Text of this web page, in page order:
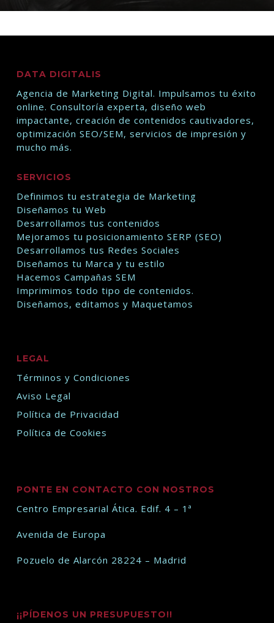
DATA DIGITALIS
Agencia de Marketing Digital. Impulsamos tu éxito
online. Consultoría experta, diseño web
impactante, creación de contenidos cautivadores,
optimización SEO/SEM, servicios de impresión y
mucho más.
SERVICIOS
Definimos tu estrategia de Marketing
Diseñamos tu Web
Desarrollamos tus contenidos
Mejoramos tu posicionamiento SERP (SEO)
Desarrollamos tus Redes Sociales
Diseñamos tu Marca y tu estilo
Hacemos Campañas SEM
Imprimimos todo tipo de contenidos.
Diseñamos, editamos y Maquetamos
LEGAL
Términos y Condiciones
Aviso Legal
Política de Privacidad
Política de Cookies
PONTE EN CONTACTO CON NOSTROS
Centro Empresarial Ática. Edif. 4 – 1ª
Avenida de Europa
Pozuelo de Alarcón 28224 – Madrid
¡¡PÍDENOS UN PRESUPUESTO!!